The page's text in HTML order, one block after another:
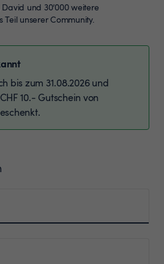
David und 30’000 weitere
Teil unserer Community.
bis zum 31.08.2026 und
10.- Gutschein von